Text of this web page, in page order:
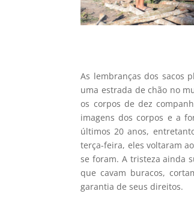
As lembranças dos sacos
uma estrada de chão no
os corpos de dez
imagens dos corpos e a
últimos 20 anos,
terça-feira, eles voltaram
se foram. A tristeza ainda
que cavam buracos,
garantia de seus direitos.